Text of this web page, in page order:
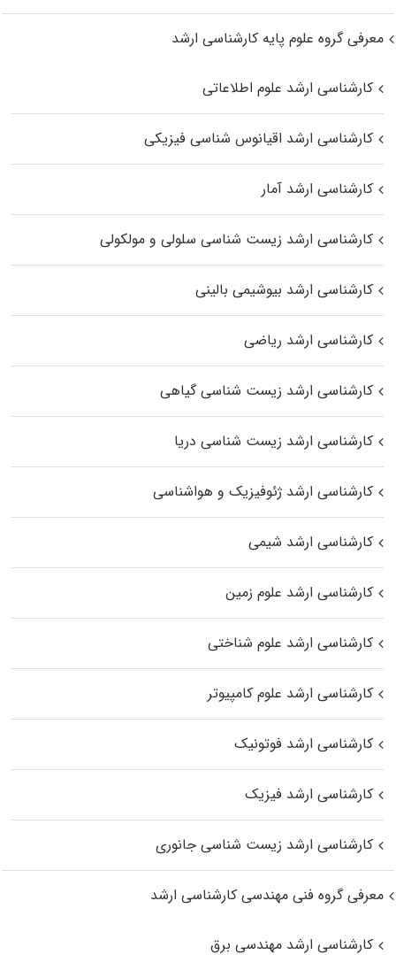
معرفی گروه علوم پایه کارشناسی ارشد
کارشناسی ارشد علوم اطلاعاتی
کارشناسی ارشد اقیانوس‌ شناسی فیزیکی
کارشناسی ارشد آمار
کارشناسی ارشد زیست شناسی سلولی و مولکولی
کارشناسی ارشد بیوشیمی بالینی
کارشناسی ارشد ریاضی
کارشناسی ارشد زیست‌ شناسی گیاهی
کارشناسی ارشد زیست‌ شناسی دریا
کارشناسی ارشد ژئوفیزیک و هواشناسی
کارشناسی ارشد شیمی
کارشناسی ارشد علوم زمین
کارشناسی ارشد علوم شناختی
کارشناسی ارشد علوم کامپیوتر
کارشناسی ارشد فوتونیک
کارشناسی ارشد فیزیک
کارشناسی ارشد زیست‌ شناسی جانوری
معرفی گروه فنی مهندسی کارشناسی ارشد
کارشناسی ارشد مهندسی برق